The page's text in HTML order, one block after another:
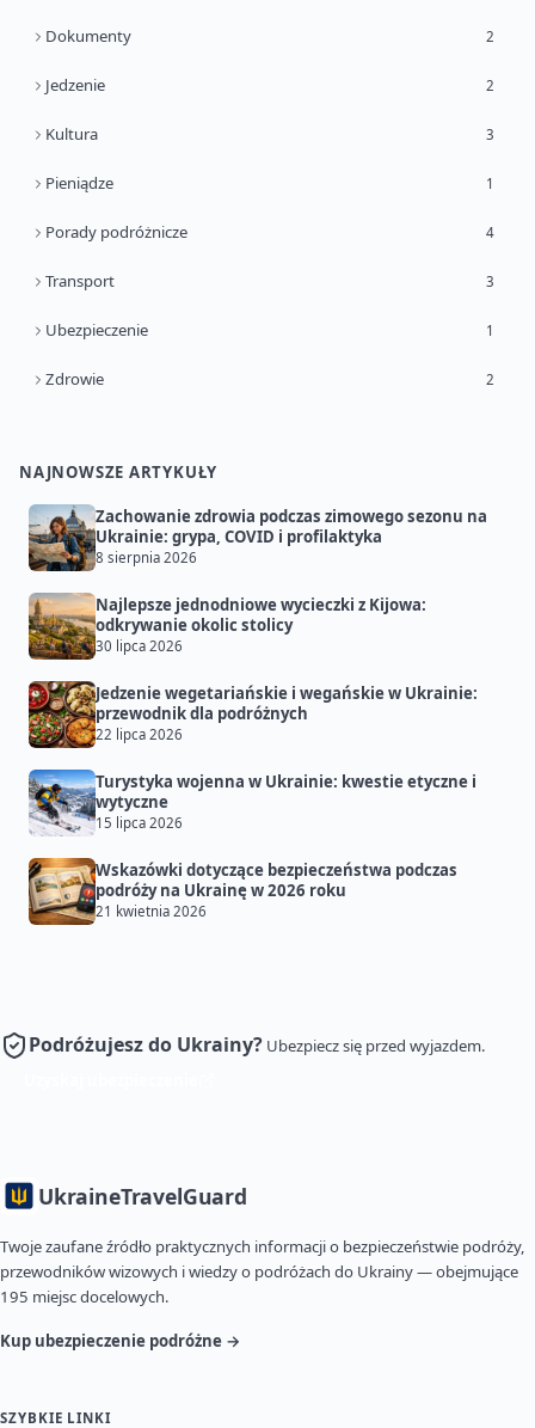
Dokumenty 2
Jedzenie 2
Kultura 3
Pieniądze 1
Porady podróżnicze 4
Transport 3
Ubezpieczenie 1
Zdrowie 2
NAJNOWSZE ARTYKUŁY
Zachowanie zdrowia podczas zimowego sezonu na
Ukrainie: grypa, COVID i profilaktyka
8 sierpnia 2026
Najlepsze jednodniowe wycieczki z Kijowa:
odkrywanie okolic stolicy
30 lipca 2026
Jedzenie wegetariańskie i wegańskie w Ukrainie:
przewodnik dla podróżnych
22 lipca 2026
Turystyka wojenna w Ukrainie: kwestie etyczne i
wytyczne
15 lipca 2026
Wskazówki dotyczące bezpieczeństwa podczas
podróży na Ukrainę w 2026 roku
21 kwietnia 2026
Podróżujesz do Ukrainy? Ubezpiecz się przed wyjazdem.
UkraineTravelGuard
Twoje zaufane źródło praktycznych informacji o bezpieczeństwie podróży,
przewodników wizowych i wiedzy o podróżach do Ukrainy — obejmujące
195 miejsc docelowych.
Kup ubezpieczenie podróżne →
SZYBKIE LINKI